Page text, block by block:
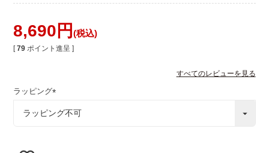
8,690 税込
[ 79 ポイント進呈 ]
すべてのレビューを見る
ラッピング
必